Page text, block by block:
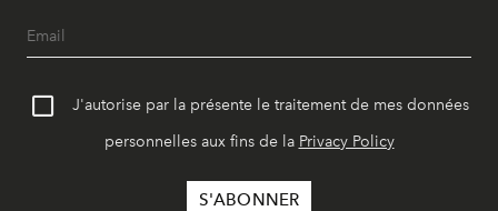
J'autorise par la présente le traitement de mes données
personnelles aux fins de la Privacy Policy